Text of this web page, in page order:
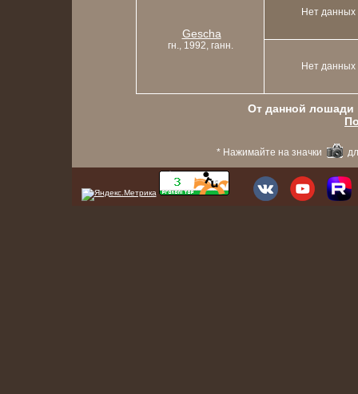
Gescha
гн., 1992, ганн.
Нет данных
Нет данных
От данной лошади
* Нажимайте на значки